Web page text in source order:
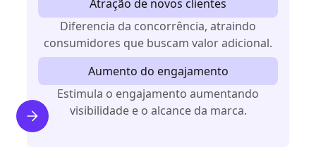
Atração de novos clientes
Diferencia da concorrência, atraindo
consumidores que buscam valor adicional.
Aumento do engajamento
Estimula o engajamento aumentando
visibilidade e o alcance da marca.